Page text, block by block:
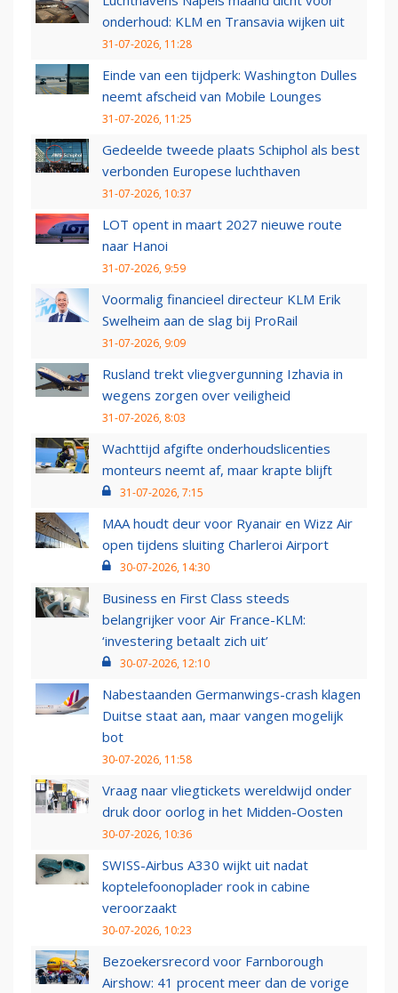
onderhoud: KLM en Transavia wijken uit
31-07-2026, 11:28
Einde van een tijdperk: Washington Dulles
neemt afscheid van Mobile Lounges
31-07-2026, 11:25
Gedeelde tweede plaats Schiphol als best
verbonden Europese luchthaven
31-07-2026, 10:37
LOT opent in maart 2027 nieuwe route
naar Hanoi
31-07-2026, 9:59
Voormalig financieel directeur KLM Erik
Swelheim aan de slag bij ProRail
31-07-2026, 9:09
Rusland trekt vliegvergunning Izhavia in
wegens zorgen over veiligheid
31-07-2026, 8:03
Wachttijd afgifte onderhoudslicenties
monteurs neemt af, maar krapte blijft
31-07-2026, 7:15
MAA houdt deur voor Ryanair en Wizz Air
open tijdens sluiting Charleroi Airport
30-07-2026, 14:30
Business en First Class steeds
belangrijker voor Air France-KLM:
‘investering betaalt zich uit’
30-07-2026, 12:10
Nabestaanden Germanwings-crash klagen
Duitse staat aan, maar vangen mogelijk
bot
30-07-2026, 11:58
Vraag naar vliegtickets wereldwijd onder
druk door oorlog in het Midden-Oosten
30-07-2026, 10:36
SWISS-Airbus A330 wijkt uit nadat
koptelefoonoplader rook in cabine
veroorzaakt
30-07-2026, 10:23
Bezoekersrecord voor Farnborough
Airshow: 41 procent meer dan de vorige